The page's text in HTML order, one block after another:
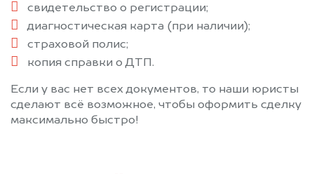
свидетельство о регистрации;
диагностическая карта (при наличии);
страховой полис;
копия справки о ДТП.
Если у вас нет всех документов, то наши юристы
сделают всё возможное, чтобы оформить сделку
максимально быстро!